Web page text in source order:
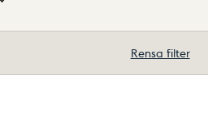
Rensa filter